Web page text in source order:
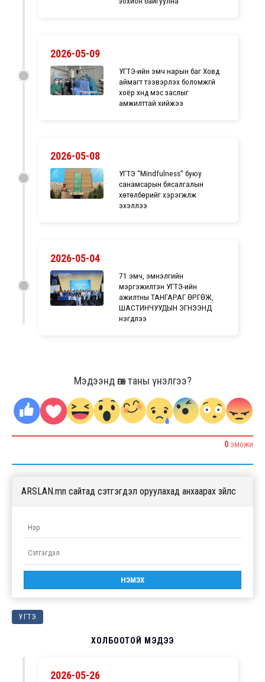
2026-05-09
УГТЭ-ийн эмч нарын баг Ховд
аймагт тээвэрлэх боломжгүй
хоёр хүнд мэс заслыг
амжилттай хийжээ
2026-05-08
УГТЭ “Mindfulness” буюу
санамсарын бясалгалын
хөтөлбөрийг хэрэгжүүлж
эхэллээ
2026-05-04
71 эмч, эмнэлгийн
мэргэжилтэн УГТЭ-ийн
ажилтны ТАНГАРАГ ӨРГӨЖ,
ШАСТИНЧУУДЫН ЭГНЭЭНД
нэгдлээ
Мэдээнд өгөх таны үнэлгээ?
0 ЭМОЖИ
ARSLAN.mn сайтад сэтгэгдэл оруулахад анхаарах зүйлс
УГТЭ
ХОЛБООТОЙ МЭДЭЭ
2026-05-26